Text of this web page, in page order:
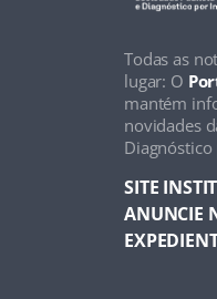
Todas as
lugar: O
mantém
novidades
SITE
ANUNCIE